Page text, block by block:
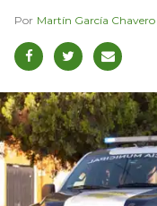
Martín García Chavero